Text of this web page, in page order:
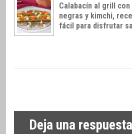
Calabacín al grill con
negras y kimchi,
fácil para disfrutar
Deja una respuesta